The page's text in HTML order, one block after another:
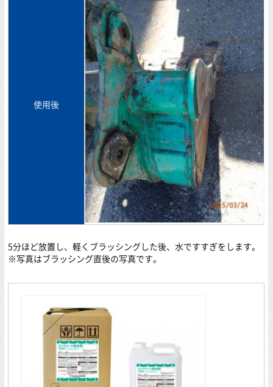
使用後
5分ほど放置し、軽くブラッシングした後、水ですすぎをします。
※写真はブラッシング直後の写真です。